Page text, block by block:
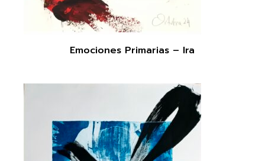
Emociones Primarias – Ira